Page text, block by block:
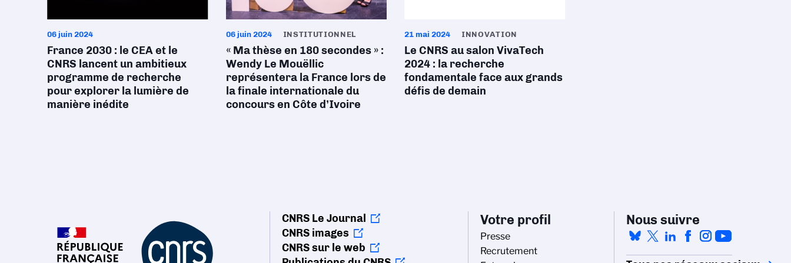
06 juin 2024
France 2030 : le CEA et le
CNRS lancent un ambitieux
programme de recherche
pour explorer la lumière de
manière inédite
06 juin 2024 INSTITUTIONNEL
« Ma thèse en 180 secondes » :
Wendy Le Mouëllic
représentera la France lors de
la finale internationale du
concours en Côte d’Ivoire
21 mai 2024 INNOVATION
Le CNRS au salon VivaTech
2024 : la recherche
fondamentale face aux grands
défis de demain
CNRS Le Journal
CNRS images
CNRS sur le web
Votre profil
Presse
Recrutement
Nous suivre